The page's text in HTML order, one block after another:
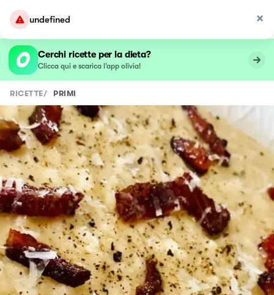
undefined
Cerchi ricette per la dieta?
Clicca qui e scarica l’app olivia!
RICETTE/ PRIMI